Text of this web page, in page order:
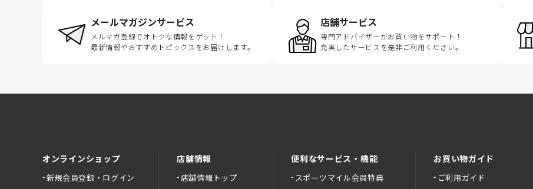
メールマガジンサービス
メルマガ登録でオトクな情報をゲット！
最新情報やおすすめトピックスをお届けします。
店舗サービス
専門アドバイザーがお買い物をサポート！
充実したサービスを是非ご利用ください。
オンラインショップ
新規会員登録・ログイン
店舗情報
店舗情報トップ
便利なサービス・機能
スポーツマイル会員特典
お買い物ガイド
ご利用ガイド